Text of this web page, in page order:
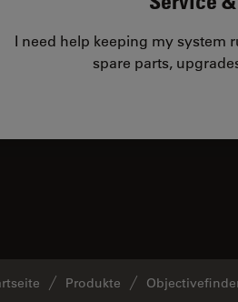
I need help keeping my system
spare parts,
Produkte